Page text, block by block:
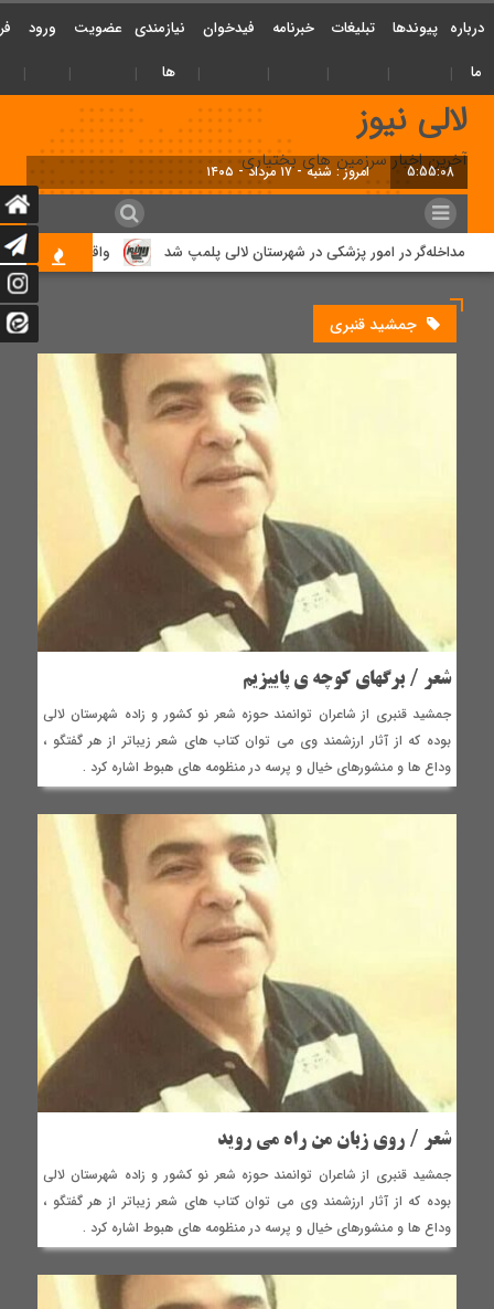
درباره
ما
پیوندها تبلیغات خبرنامه فیدخوان
نیازمندی
ها
عضویت ورود
لالی نیوز
آخرین اخبار سرزمین های بختیاری
5:55:08 امروز : شنبه - ۱۷ مرداد - ۱۴
مداخله‌گر در امور پزشکی در شهرستان لالی پلمپ شد واقعه دلخراش دو
جمشید قنبری
شعر / برگهای کوچه ی پاییزیم
جمشید قنبری از شاعران توانمند حوزه شعر نو کشور و زاده شهرستان لالی
بوده که از آثار ارزشمند وی می توان کتاب های شعر زیباتر از هر گفتگو ،
وداع ها و منشورهای خیال و پرسه در منظومه های هبوط اشاره کرد .
شعر / روی زبان من راه می روید
جمشید قنبری از شاعران توانمند حوزه شعر نو کشور و زاده شهرستان لالی
بوده که از آثار ارزشمند وی می توان کتاب های شعر زیباتر از هر گفتگو ،
وداع ها و منشورهای خیال و پرسه در منظومه های هبوط اشاره کرد .